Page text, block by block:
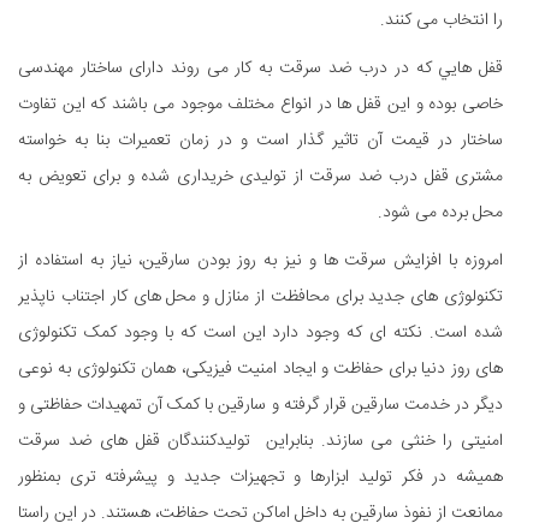
را انتخاب می کنند.
قفل هایي که در درب ضد سرقت به کار می روند دارای ساختار مهندسی
خاصی بوده و این قفل ها در انواع مختلف موجود می باشند که این تفاوت
ساختار در قیمت آن تاثیر گذار است و در زمان تعمیرات بنا به خواسته
مشتری قفل درب ضد سرقت از تولیدی خریداری شده و برای تعویض به
محل برده می شود.
امروزه با افزایش سرقت ها و نیز به روز بودن سارقین، نیاز به استفاده از
تکنولوژی های جدید برای محافظت از منازل و محل های کار اجتناب ناپذیر
شده است. نکته ای که وجود دارد این است که با وجود کمک تکنولوژی
های روز دنیا برای حفاظت و ایجاد امنیت فیزیکی، همان تکنولوژی به نوعی
دیگر در خدمت سارقین قرار گرفته و سارقین با کمک آن تمهیدات حفاظتی و
امنیتی را خنثی می سازند. بنابراین تولیدکنندگان قفل های ضد سرقت
همیشه در فکر تولید ابزارها و تجهیزات جدید و پیشرفته تری بمنظور
ممانعت از نفوذ سارقین به داخل اماکن تحت حفاظت، هستند. در این راستا